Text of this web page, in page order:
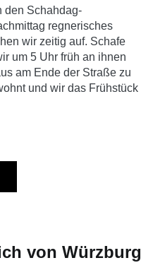
den Schahdag-
regnerisches
wir zeitig auf. Schafe
um 5 Uhr früh an ihnen
am Ende der Straße zu
und wir das Frühstück
von Würzburg